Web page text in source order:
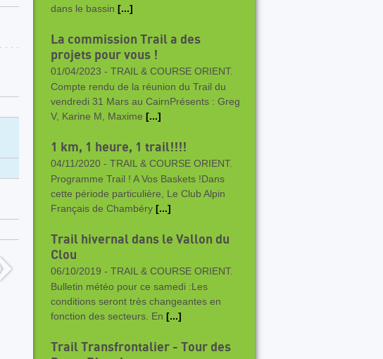
dans le bassin [...]
La commission Trail a des
projets pour vous !
01/04/2023 - TRAIL & COURSE ORIENT.
Compte rendu de la réunion du Trail du
vendredi 31 Mars au CairnPrésents : Greg
V, Karine M, Maxime [...]
1 km, 1 heure, 1 trail!!!!
04/11/2020 - TRAIL & COURSE ORIENT.
Programme Trail ! A Vos Baskets !Dans
cette période particulière, Le Club Alpin
Français de Chambéry [...]
Trail hivernal dans le Vallon du
Clou
06/10/2019 - TRAIL & COURSE ORIENT.
Bulletin météo pour ce samedi :Les
conditions seront très changeantes en
fonction des secteurs. En [...]
Trail Transfrontalier - Tour des